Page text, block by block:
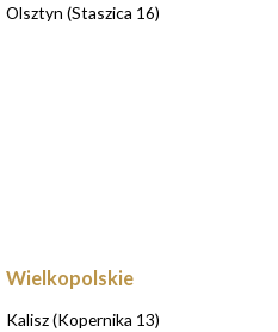
Olsztyn (Staszica 16)
Wielkopolskie
Kalisz (Kopernika 13)